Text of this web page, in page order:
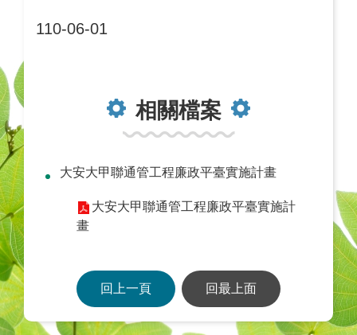
110-06-01
相關檔案
大安大甲聯通管工程廉政平臺實施計畫
大安大甲聯通管工程廉政平臺實施計
畫
回上一頁 回最上面